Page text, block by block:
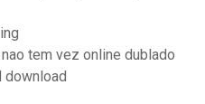
tem vez online dublado
download